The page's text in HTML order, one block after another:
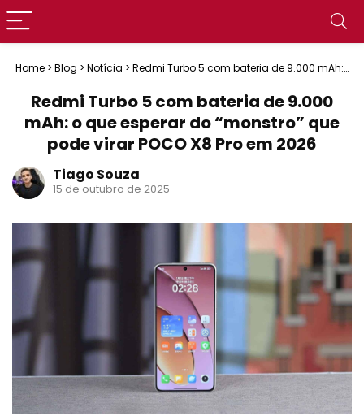
Home > Blog > Notícia > Redmi Turbo 5 com bateria de 9.000 mAh:
Redmi Turbo 5 com bateria de 9.000
mAh: o que esperar do “monstro” que
pode virar POCO X8 Pro em 2026
Tiago Souza
15 de outubro de 2025